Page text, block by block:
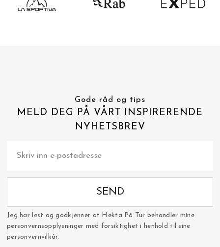
Gode råd og tips
MELD DEG PÅ VÅRT INSPIRERENDE
NYHETSBREV
SEND
Jeg har lest og godkjenner at Hekta På Tur behandler mine
personvernsopplysninger med forsiktighet i henhold til sine
personvernvilkår.